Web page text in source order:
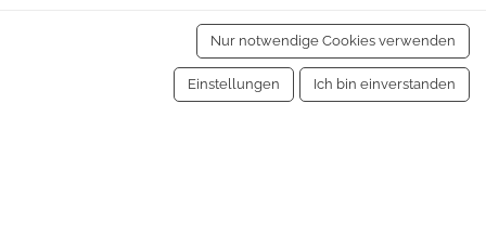
leisten, sei es bei der Lösung von Problemen
in Ihrer Ferienwohnung oder bei der
Bereitstellung von Insider-Tipps zu den
Nur notwendige Cookies verwenden
Einstellungen Ich bin einverstanden